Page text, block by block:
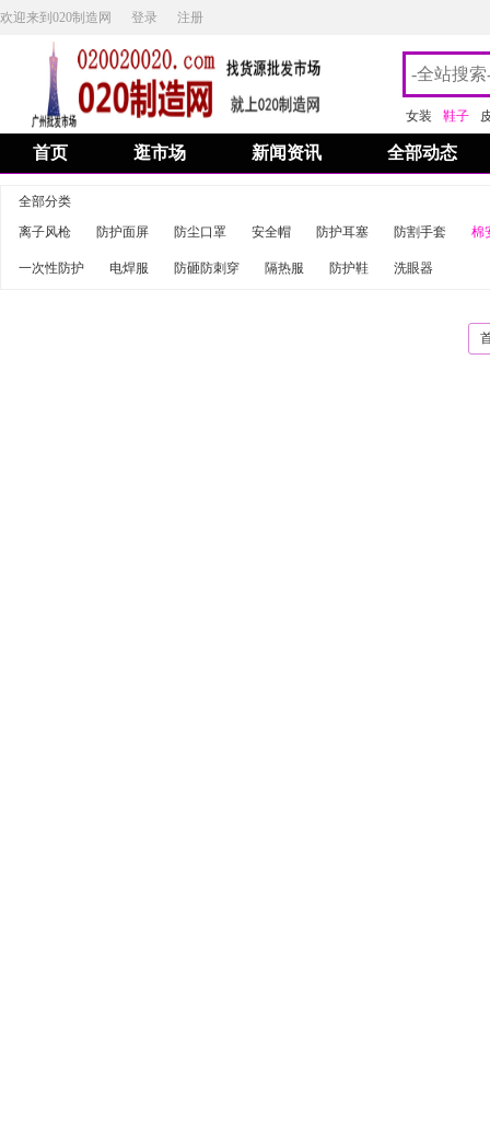
欢迎来到020制造网 登录 注册
女装 鞋子
首页 逛市场 新闻资讯 全部动态
全部分类
离子风枪
防护面屏 防尘口罩 安全帽 防护耳塞 防割手套 棉
一次性防护 电焊服 防砸防刺穿 隔热服 防护鞋 洗眼器